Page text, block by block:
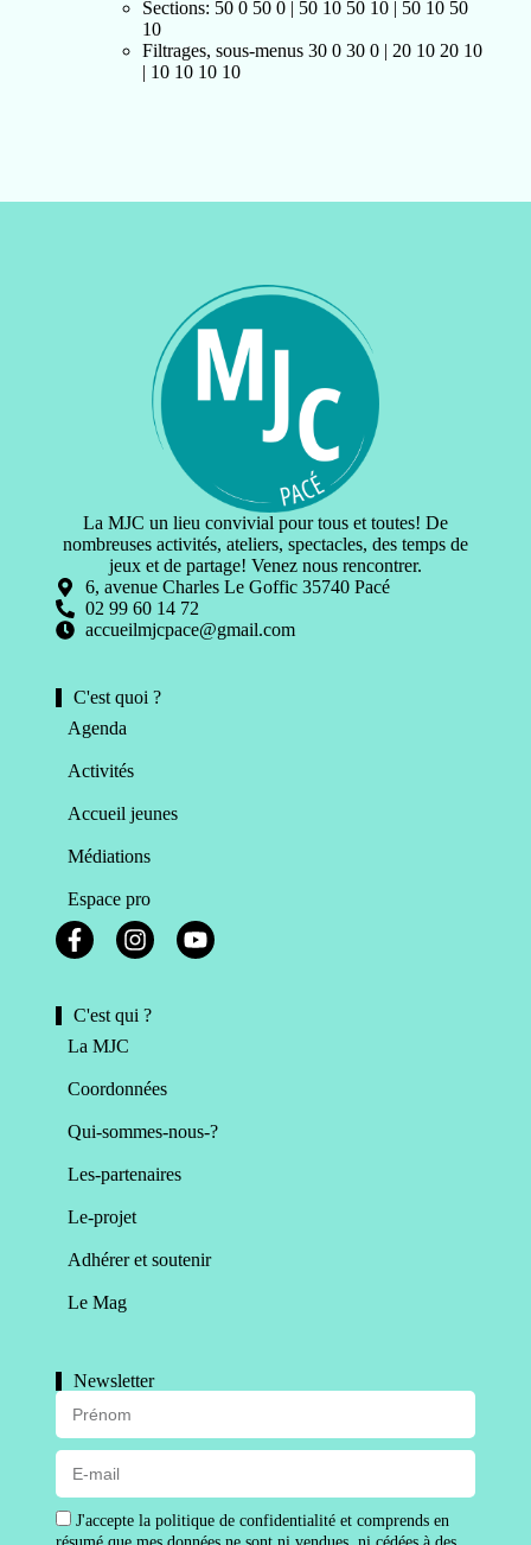
Sections: 50 0 50 0 | 50 10 50 10 | 50 10 50
10
Filtrages, sous-menus 30 0 30 0 | 20 10 20 10
| 10 10 10 10
La MJC un lieu convivial pour tous et toutes! De
nombreuses activités, ateliers, spectacles, des temps de
jeux et de partage! Venez nous rencontrer.
6, avenue Charles Le Goffic 35740 Pacé
02 99 60 14 72
accueilmjcpace@gmail.com
C'est quoi ?
Agenda
Activités
Accueil jeunes
Médiations
Espace pro
C'est qui ?
La MJC
Coordonnées
Qui-sommes-nous-?
Les-partenaires
Le-projet
Adhérer et soutenir
Le Mag
Newsletter
J'accepte la politique de confidentialité et comprends en